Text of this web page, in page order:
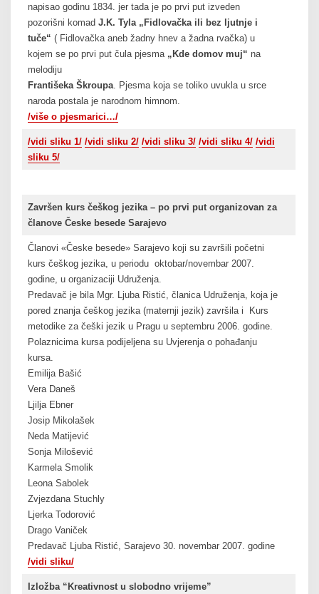
napisao godinu 1834. jer tada je po prvi put izveden
pozorišni komad J.K. Tyla „Fidlovačka ili bez ljutnje i
tuče“ ( Fidlovačka aneb žadny hnev a žadna rvačka) u
kojem se po prvi put čula pjesma „Kde domov muj“ na
melodiju
Františeka Škroupa. Pjesma koja se toliko uvukla u srce
naroda postala je narodnom himnom.
/više o pjesmarici…/
/vidi sliku 1/ /vidi sliku 2/ /vidi sliku 3/ /vidi sliku 4/ /vidi
sliku 5/
Završen kurs češkog jezika – po prvi put organizovan za
članove Česke besede Sarajevo
Članovi «Česke besede» Sarajevo koji su završili početni
kurs češkog jezika, u periodu oktobar/novembar 2007.
godine, u organizaciji Udruženja.
Predavač je bila Mgr. Ljuba Ristić, članica Udruženja, koja je
pored znanja češkog jezika (maternji jezik) završila i Kurs
metodike za češki jezik u Pragu u septembru 2006. godine.
Polaznicima kursa podijeljena su Uvjerenja o pohađanju
kursa.
Emilija Bašić
Vera Daneš
Ljilja Ebner
Josip Mikolašek
Neda Matijević
Sonja Milošević
Karmela Smolik
Leona Sabolek
Zvjezdana Stuchly
Ljerka Todorović
Drago Vaniček
Predavač Ljuba Ristić, Sarajevo 30. novembar 2007. godine
/vidi sliku/
Izložba “Kreativnost u slobodno vrijeme”